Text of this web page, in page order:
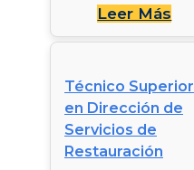
Leer Más
Técnico Superior
en Dirección de
Servicios de
Restauración